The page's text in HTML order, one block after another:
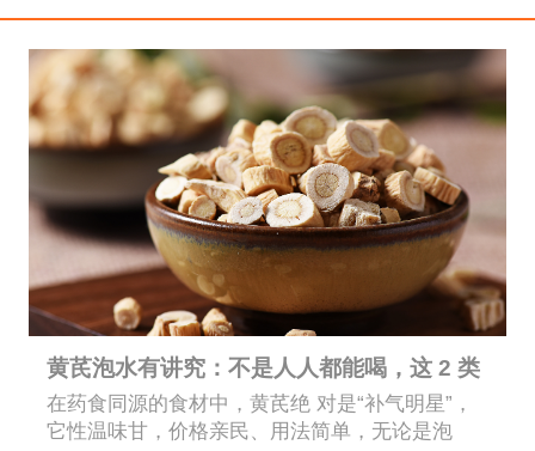
中医理论 技法大全 中药本草 非遗传承
黄芪泡水有讲究：不是人人都能喝，这 2 类
人千万别碰
在药食同源的食材中，黄芪绝 对是“补气明星”，
它性温味甘，价格亲民、用法简单，无论是泡